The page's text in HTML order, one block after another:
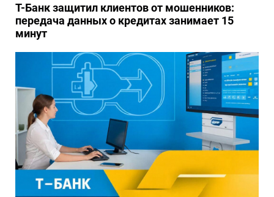
Т-Банк защитил клиентов от мошенников:
передача данных о кредитах занимает 15
минут